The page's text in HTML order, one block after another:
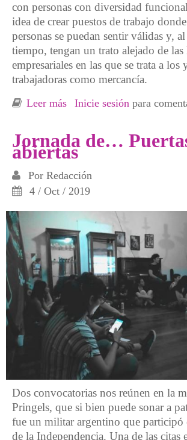
con personas con diversidad
idea de crear puestos de trabajo
personas se puedan sentir válidas y,
tiempo, tengan un trato alejado de las
empresariales en las que se trata a los
trabajadoras como mercancía.
Leer más sobre Volviendo a lo rural
Inicie sesión para
Jornada de…
abiertas
Por Redacción
4 / Oct / 2019
Dos convocatorias nos reúnen en la
Pringels, que si bien puede sonar a
fue un militar argentino que participó
de la Independencia. Una de las citas